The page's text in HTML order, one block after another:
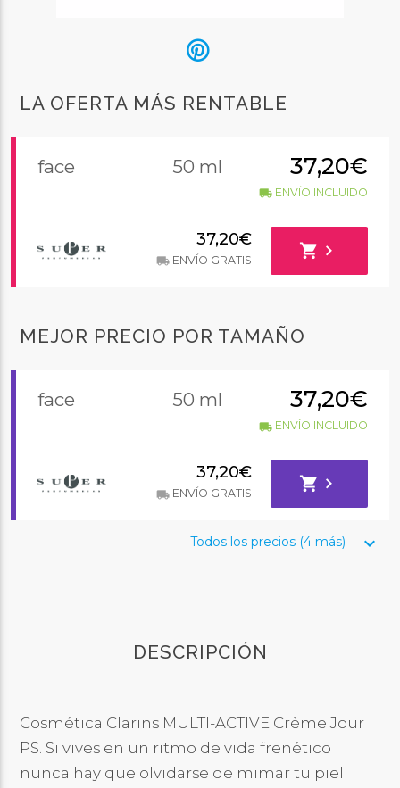
LA OFERTA MÁS RENTABLE
face 50 ml 37,20€
local_shippingENVÍO INCLUIDO
37,20€
local_shippingENVÍO GRATIS shopping_cart chevron_right
MEJOR PRECIO POR TAMAÑO
face 50 ml 37,20€
local_shippingENVÍO INCLUIDO
37,20€
local_shippingENVÍO GRATIS shopping_cart chevron_right
keyboard_arrow_down
Todos los precios (4 más)
DESCRIPCIÓN
Cosmética Clarins MULTI-ACTIVE Crème Jour
PS. Si vives en un ritmo de vida frenético
nunca hay que olvidarse de mimar tu piel